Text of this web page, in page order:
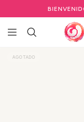
Inicio Manicure y
AGOTADO